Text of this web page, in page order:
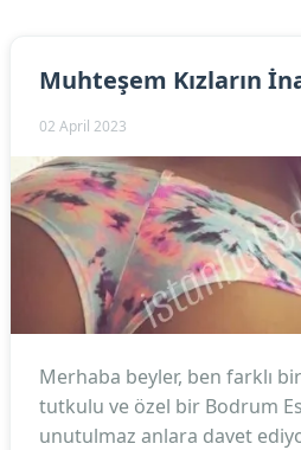
Muhteşem Kızların
02 April 2023
Merhaba beyler, ben farklı
tutkulu ve özel bir Bodrum
unutulmaz anlara davet